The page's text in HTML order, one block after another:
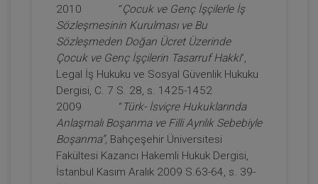
Miras Hukuku - 2 - IV. Medeni Hukuk
Kongresi - X. Oturum
360 TL Sepete Ekle
Tüketici Hukuku Enstitüsü
2010 “Çocuk ve Genç İşçilerle İş
Sözleşmesinin Kurulması ve Bu
Sözleşmeden Doğan Ücret Üzerinde
Çocuk ve Genç İşçilerin Tasarruf Hakkı”,
Legal İş Hukuku ve Sosyal Güvenlik Hukuku
Dergisi, C. 7 S. 28, s. 1425-1452
2009 “Türk- İsviçre Hukuklarında
Anlaşmalı Boşanma ve Filli Ayrılık Sebebiyle
Boşanma”, Bahçeşehir Üniversitesi
Fakültesi Kazancı Hakemli Hukuk Dergisi,
İstanbul Kasım Aralık 2009 S.63-64, s. 39-